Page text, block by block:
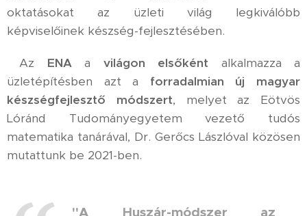
oktatásokat az üzleti világ legkiválóbb
képviselőinek készség-fejlesztésében.
Az ENAa világon elsőként alkalmazza a
üzletépítésben azt a forradalmian új magyar
készségfejlesztő módszert, melyet az Eötvös
Lóránd Tudományegyetem
vezető tudós
matematika tanárával, Dr. Gerőcs Lászlóval közösen
mutattunk be 2021-ben.
"A
Huszár-módszer az